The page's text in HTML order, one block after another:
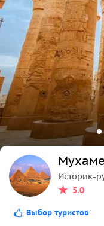
Историк-
5.0
Выбор туристов